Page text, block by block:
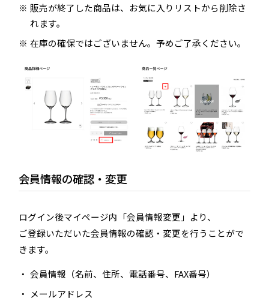
販売が終了した商品は、お気に入りリストから削除さ
れます。
在庫の確保ではございません。予めご了承ください。
会員情報の確認・変更
ログイン後マイページ内「会員情報変更」より、
ご登録いただいた会員情報の確認・変更を行うことがで
きます。
会員情報（名前、住所、電話番号、FAX番号）
メールアドレス